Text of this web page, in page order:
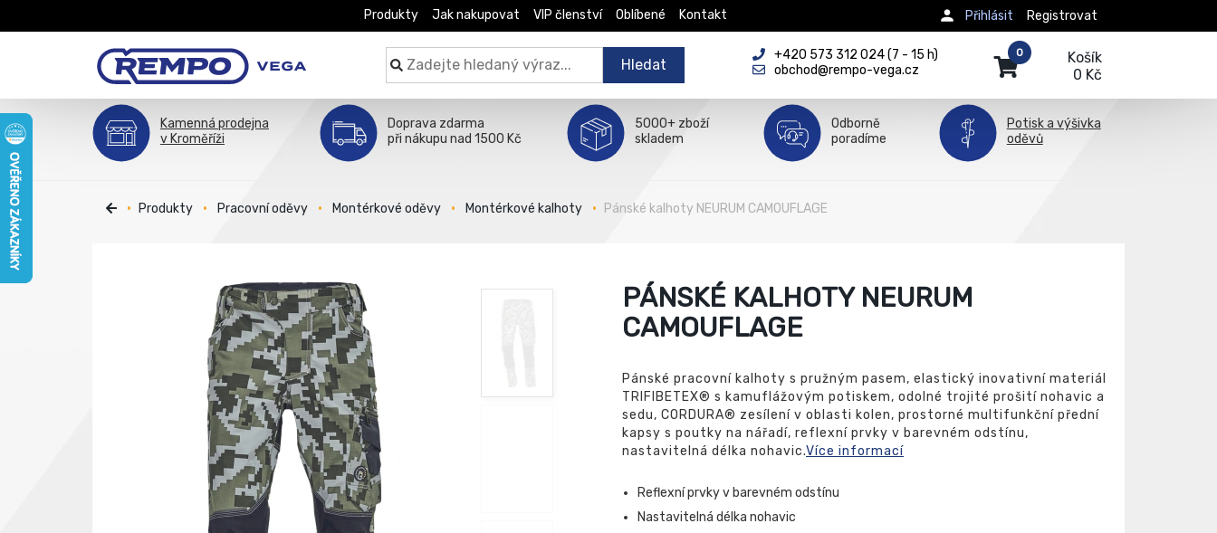
Produkty Jak nakupovat VIP členství Oblíbené Kontakt Registrovat
Přihlásit
Hledat
+420 573 312 024 (7 - 15 h)
obchod@rempo-vega.cz
Košík
0 Kč
0
Kamenná prodejna
v Kroměříži
Doprava zdarma
při nákupu nad 1500 Kč
5000+ zboží
skladem
Odborně
poradíme
Potisk a výšivka
oděvů
Produkty Pracovní oděvy Montérkové oděvy Montérkové kalhoty Pánské kalhoty NEURUM CAMOUFLAGE
PÁNSKÉ KALHOTY NEURUM
CAMOUFLAGE
Pánské pracovní kalhoty s pružným pasem, elastický inovativní materiál
TRIFIBETEX® s kamuflážovým potiskem, odolné trojité prošití nohavic a
sedu, CORDURA® zesílení v oblasti kolen, prostorné multifunkční přední
kapsy s poutky na nářadí, reflexní prvky v barevném odstínu,
nastavitelná délka nohavic.Více informací
Reflexní prvky v barevném odstínu
Nastavitelná délka nohavic